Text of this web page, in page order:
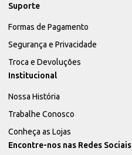
Suporte
Formas de Pagamento
Segurança e Privacidade
Troca e Devoluções
Institucional
Nossa História
Trabalhe Conosco
Conheça as Lojas
Encontre-nos nas Redes Sociais